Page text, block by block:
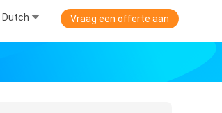
Dutch Vraag een offerte aan